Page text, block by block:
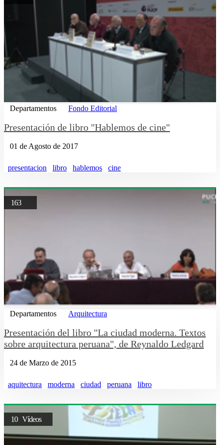
Departamentos Fondo Editorial
Presentación de libro "Hablemos de cine"
01 de Agosto de 2017
presentacion libro hablemos cine
163
Departamentos Arquitectura
Presentación del libro "La ciudad moderna. Textos
sobre arquitectura peruana", de Reynaldo Ledgard
24 de Marzo de 2015
aquitectura moderna ciudad peruana libro
10 Vídeos